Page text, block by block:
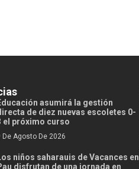
asumirá la gestión
de diez nuevas escoletes 0-
el próximo curso
De Agosto De 2026
niños saharauis de Vacances en
disfrutan de una jornada en